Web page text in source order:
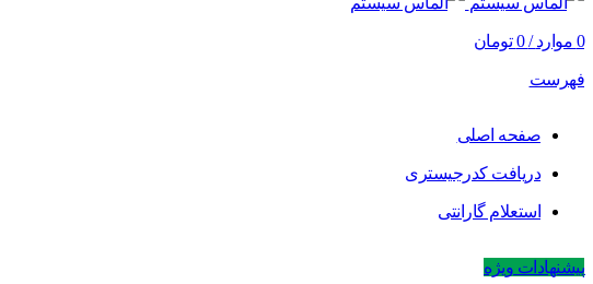
0 موارد /
0 تومان
فهرست
صفحه اصلی
دریافت کدرجیستری
استعلام گارانتی
پیشنهادات ویژه